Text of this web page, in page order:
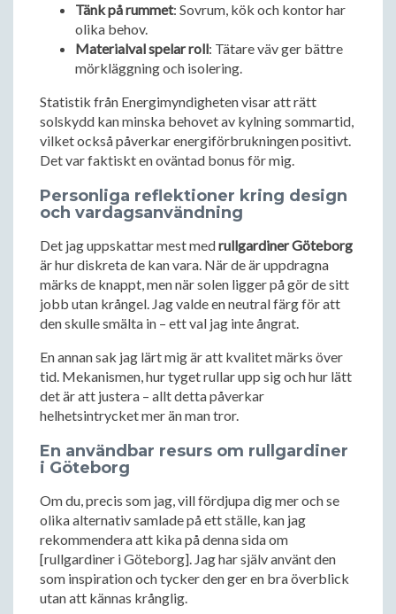
Tänk på rummet: Sovrum, kök och kontor har
olika behov.
Materialval spelar roll: Tätare väv ger bättre
mörkläggning och isolering.
Statistik från Energimyndigheten visar att rätt
solskydd kan minska behovet av kylning sommartid,
vilket också påverkar energiförbrukningen positivt.
Det var faktiskt en oväntad bonus för mig.
Personliga reflektioner kring design
och vardagsanvändning
Det jag uppskattar mest medrullgardiner Göteborg
är hur diskreta de kan vara. När de är uppdragna
märks de knappt, men när solen ligger på gör de sitt
jobb utan krångel. Jag valde en neutral färg för att
den skulle smälta in – ett val jag inte ångrat.
En annan sak jag lärt mig är att kvalitet märks över
tid. Mekanismen, hur tyget rullar upp sig och hur lätt
det är att justera – allt detta påverkar
helhetsintrycket mer än man tror.
En användbar resurs om rullgardiner
i Göteborg
Om du, precis som jag, vill fördjupa dig mer och se
olika alternativ samlade på ett ställe, kan jag
rekommendera att kika på denna sida om
[rullgardiner i Göteborg]. Jag har själv använt den
som inspiration och tycker den ger en bra överblick
utan att kännas krånglig.